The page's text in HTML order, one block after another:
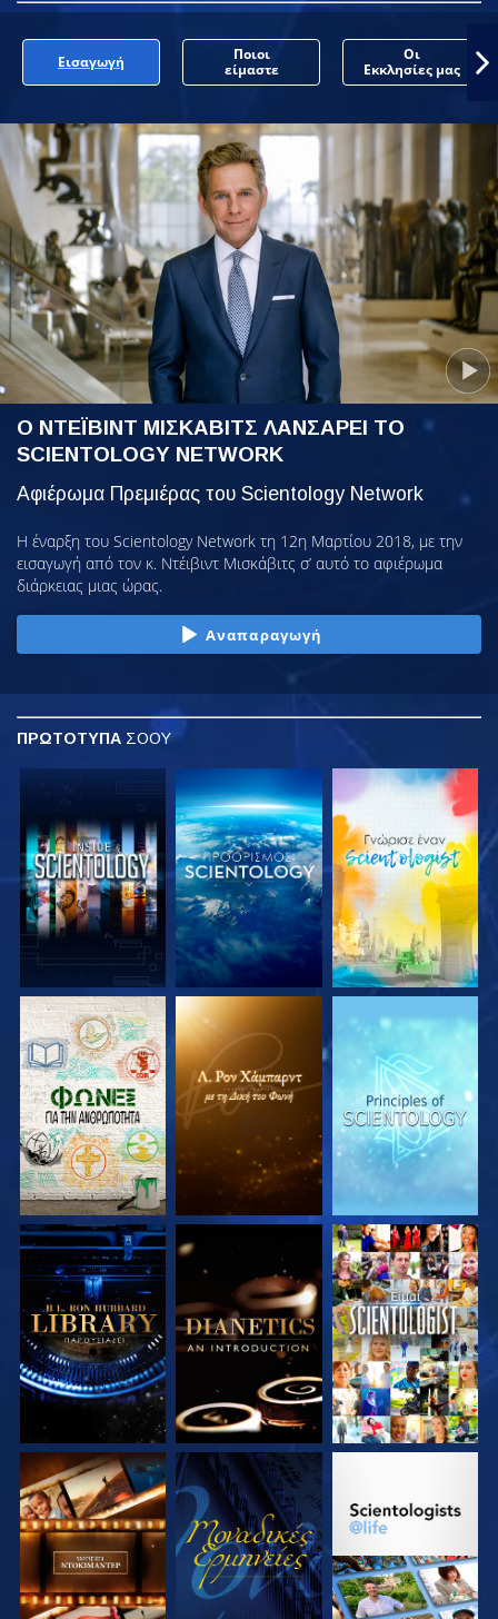
Εισαγωγή
Ποιοι
είμαστε
Οι
Εκκλησίες μας
Ο ΝΤΕΪΒΙΝΤ ΜΙΣΚΑΒΙΤΣ ΛΑΝΣΑΡΕΙ ΤΟ
SCIENTOLOGY NETWORK
Αφιέρωμα Πρεμιέρας του Scientology Network
Η έναρξη του Scientology Network τη 12η Μαρτίου 2018, με την
εισαγωγή από τον κ. Ντέιβιντ Μισκάβιτς σ’ αυτό το αφιέρωμα
διάρκειας μιας ώρας.
Αναπαραγωγή
ΠΡΩΤΟΤΥΠΑ ΣΟΟΥ
ΕΞΕΡΕΥΝΗΣΤΕ ΤΗ
ΣΕΙΡΑ
ΕΞΕΡΕΥΝΗΣΤΕ ΤΗ
ΣΕΙΡΑ
ΕΞΕΡΕΥΝΗΣΤΕ ΤΗ
ΣΕΙΡΑ
ΕΞΕΡΕΥΝΗΣΤΕ ΤΗ
ΣΕΙΡΑ
ΕΞΕΡΕΥΝΗΣΤΕ ΤΗ
ΣΕΙΡΑ
ΠΑΡΑΚΟΛΟΥΘΗΣΤΕ
ΕΞΕΡΕΥΝΗΣΤΕ ΤΗ
ΣΕΙΡΑ
ΠΑΡΑΚΟΛΟΥΘΗΣΤΕ
ΕΞΕΡΕΥΝΗΣΤΕ ΤΗ